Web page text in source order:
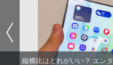
縦横比はどれがいい？ エン